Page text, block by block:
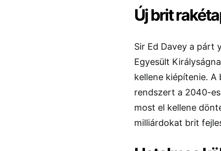
Új brit
Sir Ed Davey a párt
Egyesült
kellene kiépítenie.
rendszert a 2040-
most el kellene
milliárdokat brit